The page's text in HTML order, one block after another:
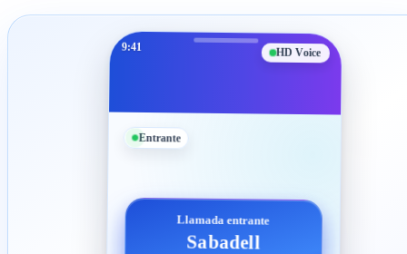
9:41 HD Voice
Entrante
Llamada entrante
Sabadell